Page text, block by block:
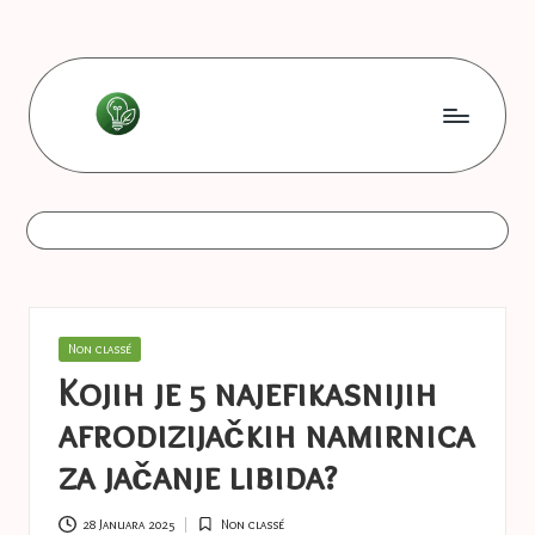
content
L
e
s
o
n
n
e
s
astuces
Posted
Non classé
Kojih je 5 najefikasnijih
afrodizijačkih namirnica
za jačanje libida?
28 Januara 2025 Non classé